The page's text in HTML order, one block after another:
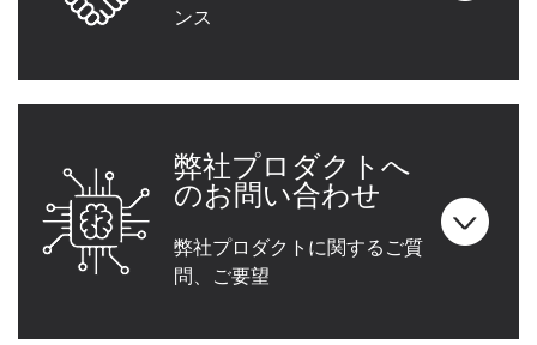
ンス
弊社プロダクトへ
のお問い合わせ
弊社プロダクトに関するご質
問、ご要望